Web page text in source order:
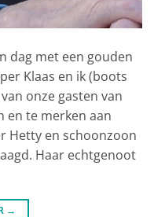
dag met een gouden
Klaas en ik (boots
onze gasten van
en te merken aan
Hetty en schoonzoon
Haar echtgenoot
→